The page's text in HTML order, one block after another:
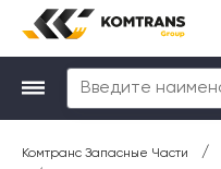
Комтранс Запасные Части /